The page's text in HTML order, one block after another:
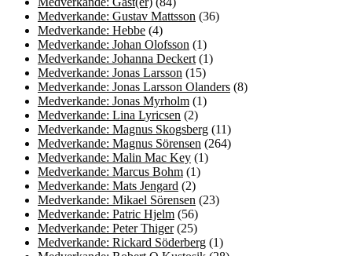
Medverkande: Gustav Mattsson (36)
Medverkande: Hebbe (4)
Medverkande: Johan Olofsson (1)
Medverkande: Johanna Deckert (1)
Medverkande: Jonas Larsson (15)
Medverkande: Jonas Larsson Olanders (8)
Medverkande: Jonas Myrholm (1)
Medverkande: Lina Lyricsen (2)
Medverkande: Magnus Skogsberg (11)
Medverkande: Magnus Sörensen (264)
Medverkande: Malin Mac Key (1)
Medverkande: Marcus Bohm (1)
Medverkande: Mats Jengard (2)
Medverkande: Mikael Sörensen (23)
Medverkande: Patric Hjelm (56)
Medverkande: Peter Thiger(25)
Medverkande: Rickard Söderberg (1)